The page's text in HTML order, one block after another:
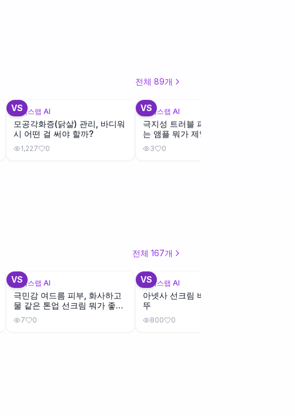
전체 89개
VS
뷰틱스랩 AI
모공각화증(닭살) 관리, 바디워
시 어떤 걸 써야 할까?
1,227 0
VS
뷰틱스랩 AI
극지성 트러블 피부, 진정 잘되
는 앰플 뭐가 제일 좋을까?
3 0
전체 167개
VS
뷰틱스랩 AI
극민감 여드름 피부, 화사하고
물 같은 톤업 선크림 뭐가 좋을
까?
7 0
VS
뷰틱스랩 AI
아넷사 선크림 비교: 금뚜 vs 핑
뚜
800 0